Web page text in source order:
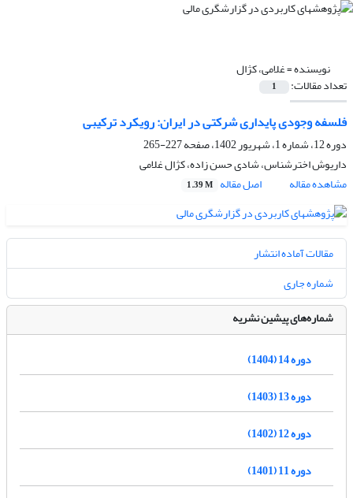
نویسنده =غلامی، کژال
تعداد مقالات: 1
فلسفه وجودی پایداری‌ شرکتی در ایران: رویکرد ترکیبی
دوره 12، شماره 1، شهریور 1402، صفحه
227-265
داریوش اخترشناس، شادی حسن زاده، کژال غلامی
مشاهده مقاله
اصل مقاله 1.39 M
مقالات آماده انتشار
شماره جاری
شماره‌های پیشین نشریه
دوره 14 (1404)
دوره 13 (1403)
دوره 12 (1402)
دوره 11 (1401)